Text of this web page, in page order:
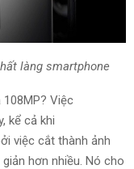
làng smartphone
Việc
kể cả khi
việc cắt thành ảnh
hơn nhiều. Nó cho